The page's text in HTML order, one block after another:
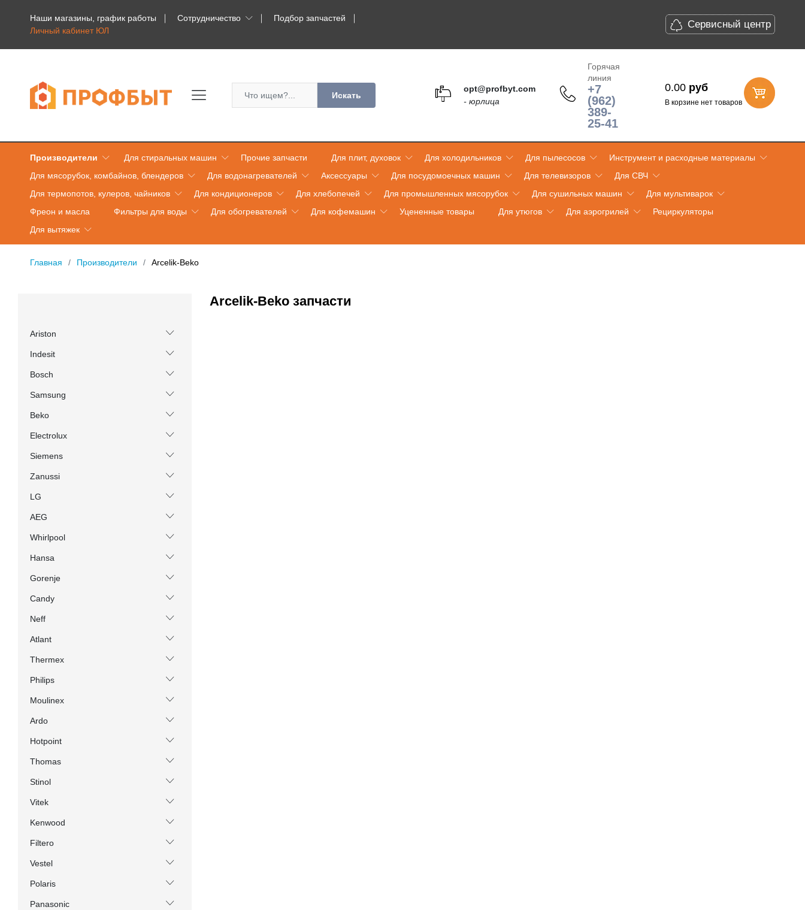
Наши магазины, график работы Сотрудничество
Подбор запчастей
Личный кабинет ЮЛ
Сервисный центр
Искать
opt@profbyt.com
- юрлица
Горячая
линия
+7
(962)
389-
25-41
0.00 руб
В корзине нет товаров
Производители Для стиральных машин Прочие запчасти Для плит, духовок Для холодильников Для пылесосов
Инструмент и расходные материалы
Для мясорубок, комбайнов, блендеров
Для водонагревателей Аксессуары Для посудомоечных машин Для телевизоров
Для СВЧ
Для термопотов, кулеров, чайников
Для кондиционеров Для хлебопечей Для промышленных мясорубок Для сушильных машин
Для мультиварок
Фреон и масла
Фильтры для воды Для обогревателей Для кофемашин Уцененные товары Для утюгов Для аэрогрилей
Рециркуляторы
Для вытяжек
Главная Производители Arcelik-Beko
Ariston
Indesit
Bosch
Samsung
Beko
Electrolux
Siemens
Zanussi
LG
AEG
Whirlpool
Hansa
Gorenje
Candy
Neff
Atlant
Thermex
Philips
Moulinex
Ardo
Hotpoint
Thomas
Stinol
Vitek
Kenwood
Filtero
Vestel
Polaris
Panasonic
Arcelik-Beko запчасти